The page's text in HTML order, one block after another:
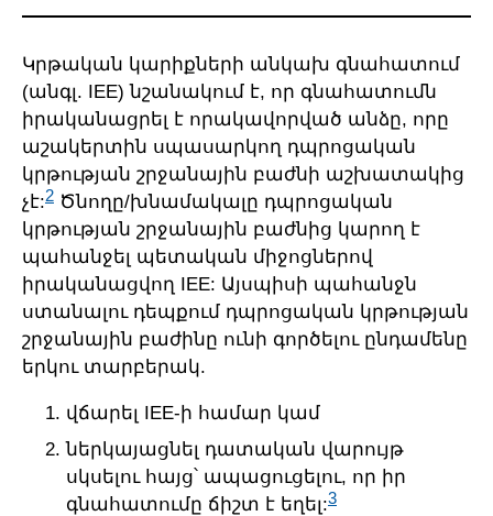
Կրթական կարիքների անկախ գնահատում
(անգլ. IEE) նշանակում է, որ գնահատումն
իրականացրել է որակավորված անձը, որը
աշակերտին սպասարկող դպրոցական
կրթության շրջանային բաժնի աշխատակից
չէ:2 Ծնողը/խնամակալը դպրոցական
կրթության շրջանային բաժնից կարող է
պահանջել պետական միջոցներով
իրականացվող IEE: Այսպիսի պահանջն
ստանալու դեպքում դպրոցական կրթության
շրջանային բաժինը ունի գործելու ընդամենը
երկու տարբերակ.
վճարել IEE-ի համար կամ
ներկայացնել դատական վարույթ
սկսելու հայց՝ ապացուցելու, որ իր
գնահատումը ճիշտ է եղել:3